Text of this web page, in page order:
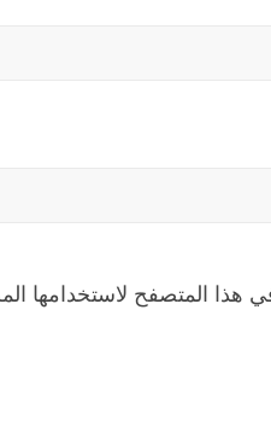
هذا المتصفح لاستخدامها